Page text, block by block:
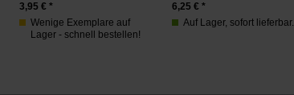
3,95 € *
Wenige Exemplare auf
Lager - schnell bestellen!
6,25 € *
Auf Lager, sofort lieferbar.